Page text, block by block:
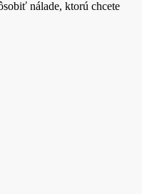
nálade, ktorú chcete